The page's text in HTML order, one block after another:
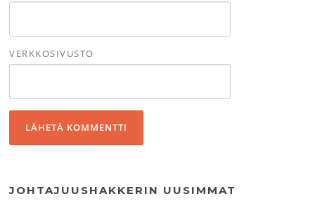
VERKKOSIVUSTO
JOHTAJUUSHAKKERIN UUSIMMAT